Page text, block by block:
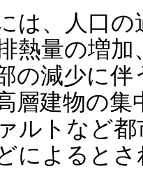
は、人口の
熱量の増
の減少に
層建物の
ルトなど
によると